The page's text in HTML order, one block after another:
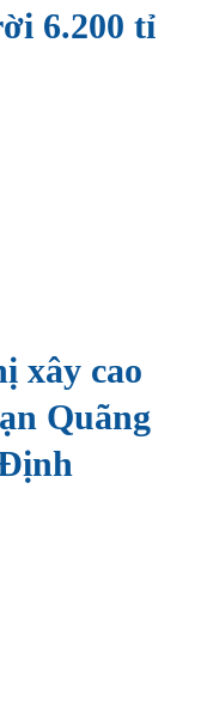
6.200 tỉ
xây cao
Quãng